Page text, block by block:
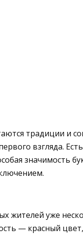
традиции и
взгляда.
значимость
жителей уже
— красный